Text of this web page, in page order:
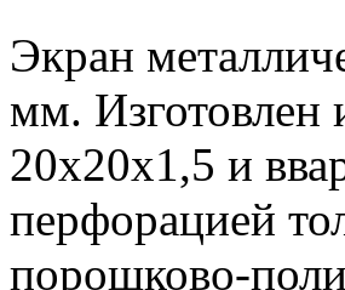
Экран
мм. Изготовлен
20х20х1,5 и
перфорацией
порошково-